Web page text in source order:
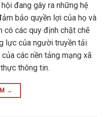
đang gây ra những hệ
bảo quyền lợi của họ và
có các quy định chặt chẽ
lực của người truyền tải
các nền tảng mạng xã
thông tin.
→